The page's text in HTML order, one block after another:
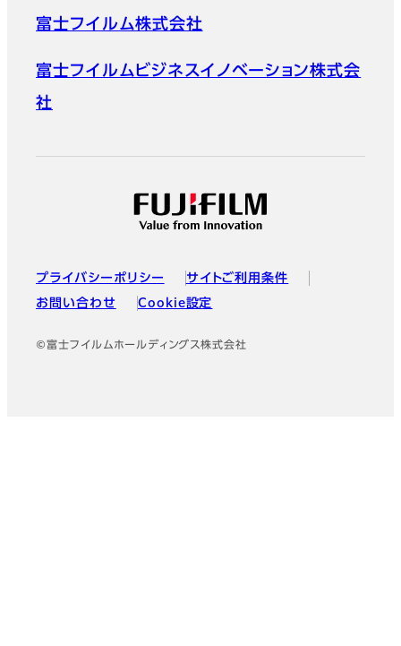
富士フイルム株式会社
富士フイルムビジネスイノベーション株式会
社
プライバシーポリシー
サイトご利用条件
お問い合わせ
Cookie設定
©富士フイルムホールディングス株式会社